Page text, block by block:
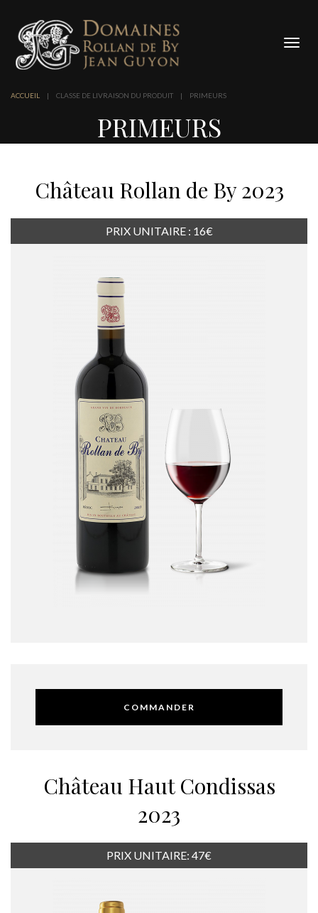
ACCUEIL | CLASSE DE LIVRAISON DU PRODUIT | PRIMEURS
PRIMEURS
Château Rollan de By 2023
PRIX UNITAIRE : 16€
COMMANDER
Château Haut Condissas
2023
PRIX UNITAIRE: 47€